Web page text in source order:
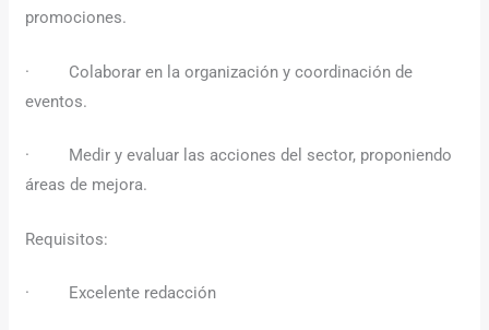
promociones.
· Colaborar en la organización y coordinación de
eventos.
· Medir y evaluar las acciones del sector, proponiendo
áreas de mejora.
Requisitos:
· Excelente redacción